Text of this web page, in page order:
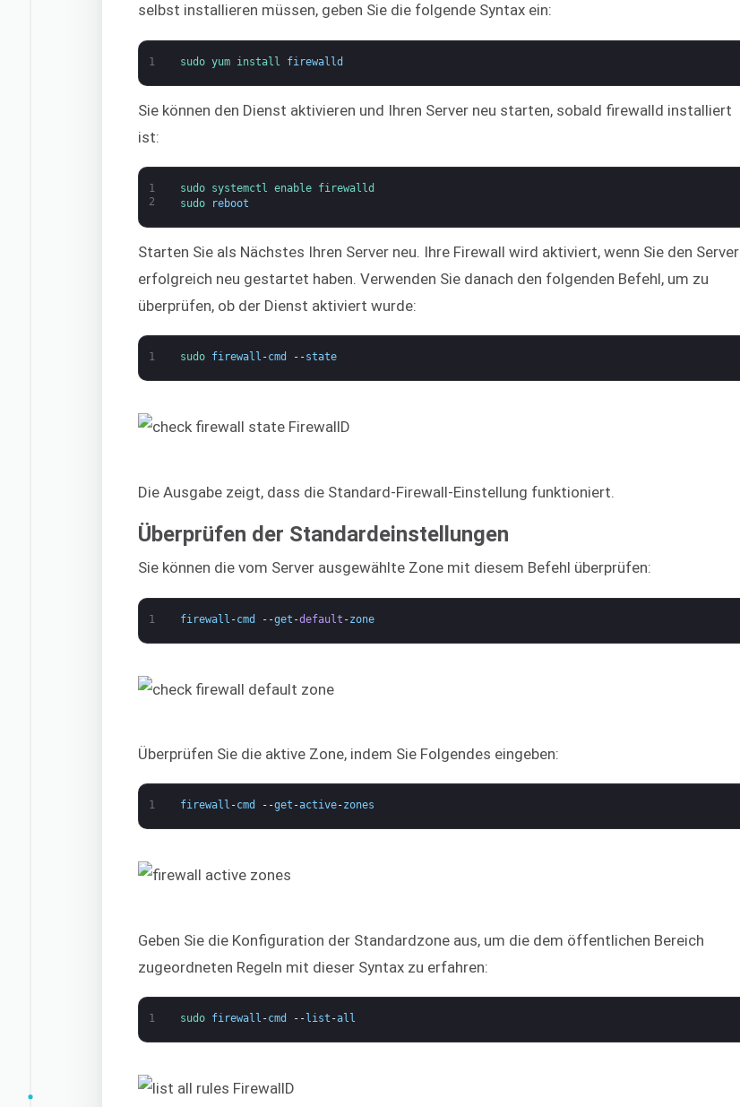
selbst installieren müssen, geben Sie die folgende Syntax ein:
1 sudo yum install firewalld
Sie können den Dienst aktivieren und Ihren Server neu starten, sobald firewalld installiert
ist:
1
2
sudo systemctl enable firewalld
sudo
reboot
Starten Sie als Nächstes Ihren Server neu. Ihre Firewall wird aktiviert, wenn Sie den Server
erfolgreich neu gestartet haben. Verwenden Sie danach den folgenden Befehl, um zu
überprüfen, ob der Dienst aktiviert wurde:
1 sudo firewall -cmd --state
Die Ausgabe zeigt, dass die Standard-Firewall-Einstellung funktioniert.
Überprüfen der Standardeinstellungen
Sie können die vom Server ausgewählte Zone mit diesem Befehl überprüfen:
1 firewall -cmd --get -default -zone
Überprüfen Sie die aktive Zone, indem Sie Folgendes eingeben:
1 firewall -cmd --get -active-zones
Geben Sie die Konfiguration der Standardzone aus, um die dem öffentlichen Bereich
zugeordneten Regeln mit dieser Syntax zu erfahren:
1 sudo firewall -cmd -- list -all